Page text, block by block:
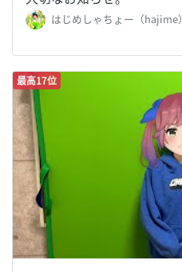
はじめしゃちょー（hajime）
最高17位